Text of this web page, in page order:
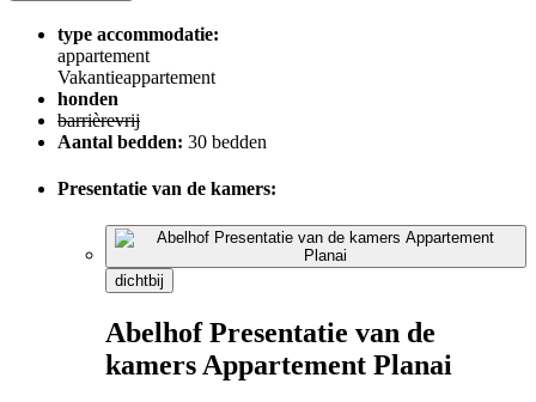
type accommodatie:
appartement
Vakantieappartement
honden
barrièrevrij
Aantal bedden: 30 bedden
Presentatie van de kamers:
dichtbij
Abelhof Presentatie van de
kamers Appartement Planai